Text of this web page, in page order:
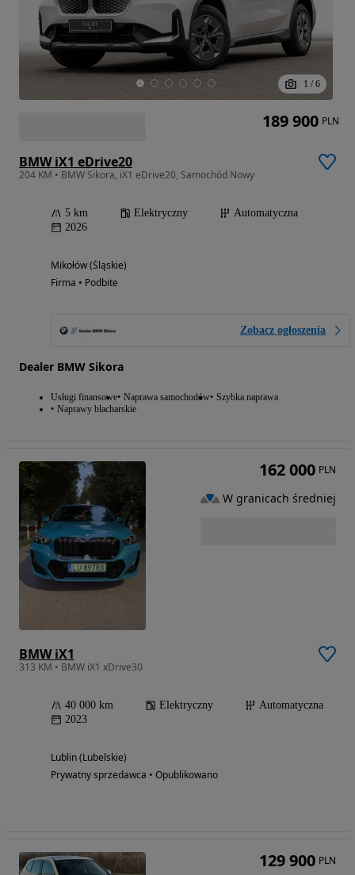
1 / 6
BMW iX1 eDrive20
204 KM • BMW Sikora, iX1 eDrive20, Samochód Nowy
5 km Elektryczny
Automatyczna
2026
Mikołów (Śląskie)
Firma • Podbite
Zobacz ogłoszenia
Dealer BMW Sikora
Usługi finansowe Naprawa samochodów Szybka naprawa
Naprawy blacharskie
189 900 PLN
BMW iX1
313 KM • BMW iX1 xDrive30
40 000 km Elektryczny
Automatyczna
2023
Lublin (Lubelskie)
Prywatny sprzedawca • Opublikowano
162 000 PLN
W granicach średniej
129 900 PLN